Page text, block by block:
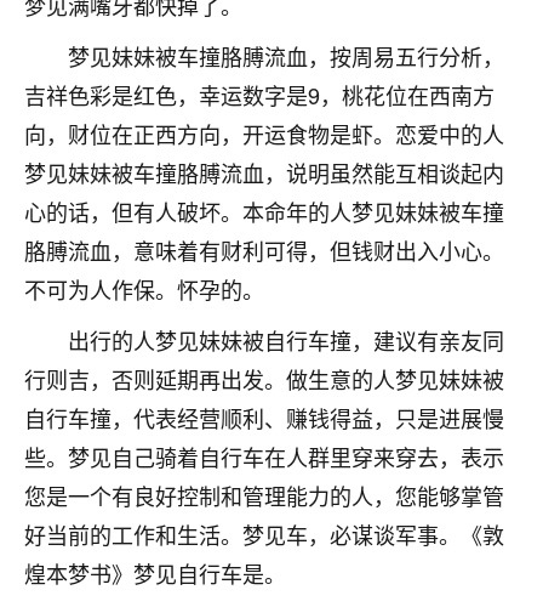
梦见妹妹被车撞胳膊流血，按周易五行分析，
吉祥色彩是红色，幸运数字是9，桃花位在西南方
向，财位在正西方向，开运食物是虾。恋爱中的人
梦见妹妹被车撞胳膊流血，说明虽然能互相谈起内
心的话，但有人破坏。本命年的人梦见妹妹被车撞
胳膊流血，意味着有财利可得，但钱财出入小心。
不可为人作保。怀孕的。
出行的人梦见妹妹被自行车撞，建议有亲友同
行则吉，否则延期再出发。做生意的人梦见妹妹被
自行车撞，代表经营顺利、赚钱得益，只是进展慢
些。梦见自己骑着自行车在人群里穿来穿去，表示
您是一个有良好控制和管理能力的人，您能够掌管
好当前的工作和生活。梦见车，必谋谈军事。《敦
煌本梦书》梦见自行车是。
鹿森 ：是的，其实跟老师聊过之后，最大的感
触，首先就是心态会变好，万般皆是命，半点
不由人！
1天前 来自四川 9
金白水清
我也想找老师看看，有没有人给个联系方式的啊？
鹿森：慧来老师微信：gjsy0624
1天前 来自江西 12
青春168
我也想要，我也想要！
2天前 来自山西 15
Jessica李
老师做不做超度法事？我想给我奶奶做超度，她今年
刚去世了。